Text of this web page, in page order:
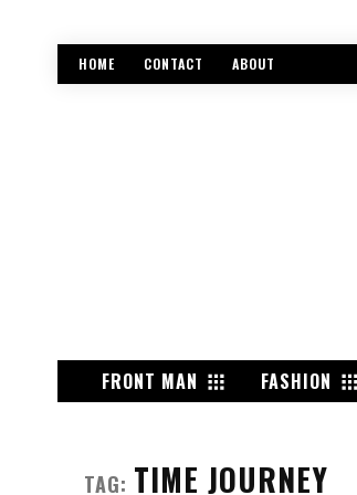
HOME CONTACT ABOUT
FRONT MAN FASHION
TAG: TIME JOURNEY